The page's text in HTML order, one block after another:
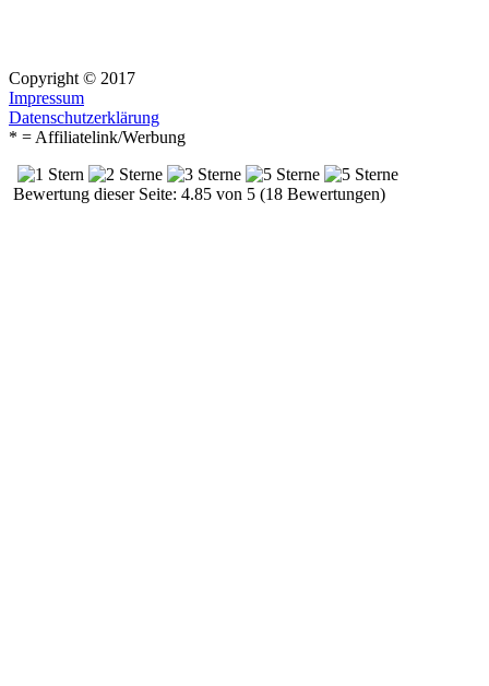
Copyright © 2017
Impressum
Datenschutzerklärung
* = Affiliatelink/Werbung
Bewertung dieser Seite: 4.85 von 5 (18 Bewertungen)